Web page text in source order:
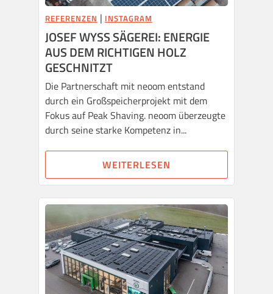
REFERENZEN | INSTAGRAM
JOSEF WYSS SÄGEREI: ENERGIE
AUS DEM RICHTIGEN HOLZ
GESCHNITZT
Die Partnerschaft mit neoom entstand
durch ein Großspeicherprojekt mit dem
Fokus auf Peak Shaving. neoom überzeugte
durch seine starke Kompetenz in...
WEITERLESEN